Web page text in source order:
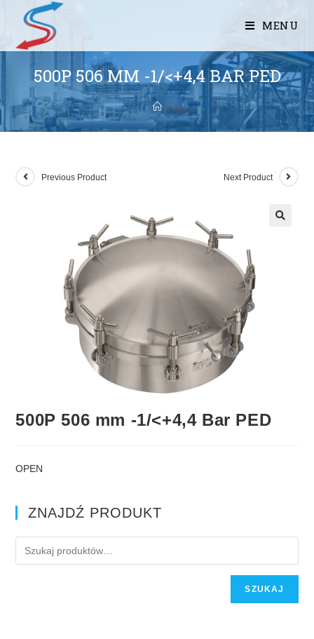
MENU
500P 506 MM -1/<+4,4 BAR PED
Previous Product Next Product
500P 506 mm -1/<+4,4 Bar PED
OPEN
ZNAJDŹ PRODUKT
SZUKAJ